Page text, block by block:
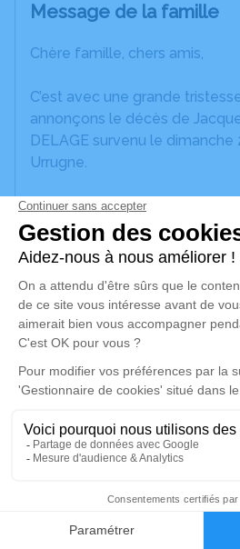
Faire-part
Message de la famille
Chère famille, chers amis,
C’est avec une grande
annonçons le décès de
DELAGE survenu le
Urrugne.
Nous vous invitons à utiliser
laisser vos condoléances,
souvenirs, une anecdote ou
à travers des poèmes ou des
est un lieu d'expression dédié à
mémoire de Jacqueline Yvette
disponible ici.
vendredi 25 octobre
Crématorium de la Côte-